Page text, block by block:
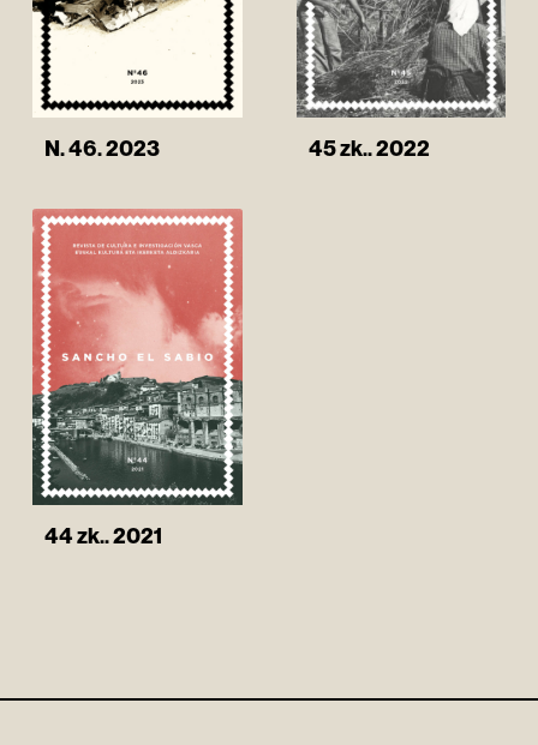
N. 46. 2023 45 zk.. 2022
44 zk.. 2021